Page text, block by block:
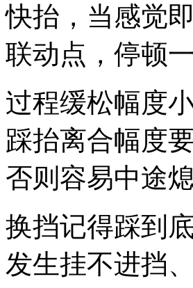
快抬，当感觉
联动点，停顿
过程缓松幅度
踩抬离合幅度
否则容易中途熄
换挡记得踩到
发生挂不进挡